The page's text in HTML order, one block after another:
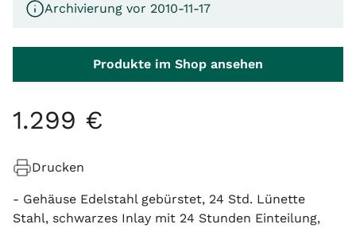
Archivierung vor 2010-11-17
Produkte im Shop ansehen
1.299 €
Drucken
- Gehäuse Edelstahl gebürstet, 24 Std. Lünette
Stahl, schwarzes Inlay mit 24 Stunden Einteilung,